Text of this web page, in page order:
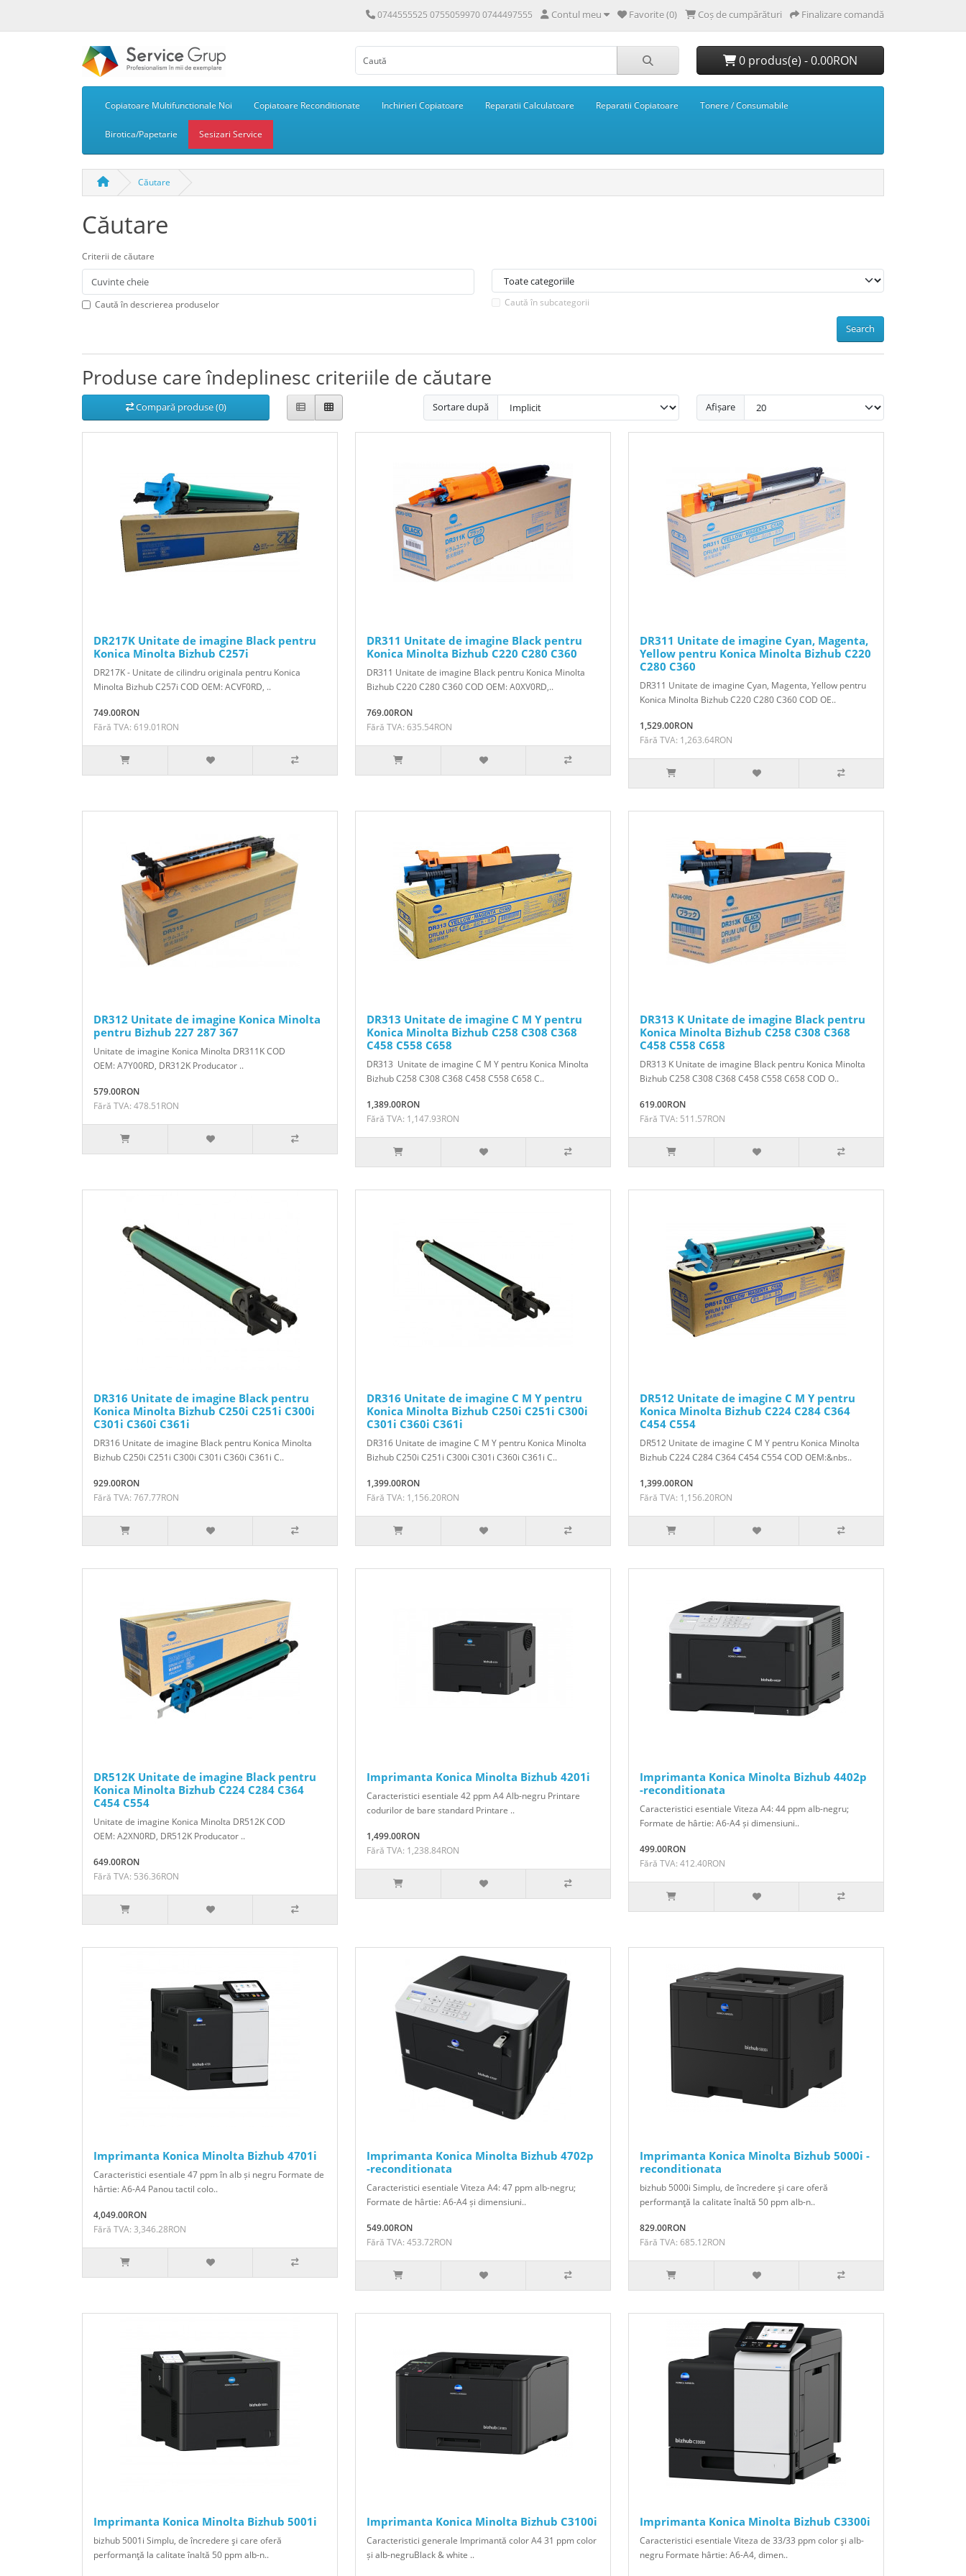
0744555525 0755059970 0744497555 Contul meu Favorite (0) Coș de cumpărături Finalizare comandă
0 produs(e) - 0.00RON
Copiatoare Multifunctionale Noi Copiatoare Reconditionate Inchirieri Copiatoare Reparatii Calculatoare Reparatii Copiatoare Tonere / Consumabile
Birotica/Papetarie Sesizari Service
Căutare
Căutare
Criterii de căutare
Caută în descrierea produselor Caută în subcategorii
Search
Produse care îndeplinesc criteriile de căutare
Compară produse (0) Sortare după Afișare
DR217K Unitate de imagine Black pentru
Konica Minolta Bizhub C257i
DR217K - Unitate de cilindru originala pentru Konica
Minolta Bizhub C257i COD OEM: ACVF0RD, ..
749.00RON
Fără TVA: 619.01RON
DR311 Unitate de imagine Black pentru
Konica Minolta Bizhub C220 C280 C360
DR311 Unitate de imagine Black pentru Konica Minolta
Bizhub C220 C280 C360 COD OEM: A0XV0RD,..
769.00RON
Fără TVA: 635.54RON
DR311 Unitate de imagine Cyan, Magenta,
Yellow pentru Konica Minolta Bizhub C220
C280 C360
DR311 Unitate de imagine Cyan, Magenta, Yellow pentru
Konica Minolta Bizhub C220 C280 C360 COD OE..
1,529.00RON
Fără TVA: 1,263.64RON
DR312 Unitate de imagine Konica Minolta
pentru Bizhub 227 287 367
Unitate de imagine Konica Minolta DR311K COD
OEM: A7Y00RD, DR312K Producator ..
579.00RON
Fără TVA: 478.51RON
DR313 Unitate de imagine C M Y pentru
Konica Minolta Bizhub C258 C308 C368
C458 C558 C658
DR313 Unitate de imagine C M Y pentru Konica Minolta
Bizhub C258 C308 C368 C458 C558 C658 C..
1,389.00RON
Fără TVA: 1,147.93RON
DR313 K Unitate de imagine Black pentru
Konica Minolta Bizhub C258 C308 C368
C458 C558 C658
DR313 K Unitate de imagine Black pentru Konica Minolta
Bizhub C258 C308 C368 C458 C558 C658 COD O..
619.00RON
Fără TVA: 511.57RON
DR316 Unitate de imagine Black pentru
Konica Minolta Bizhub C250i C251i C300i
C301i C360i C361i
DR316 Unitate de imagine Black pentru Konica Minolta
Bizhub C250i C251i C300i C301i C360i C361i C..
929.00RON
Fără TVA: 767.77RON
DR316 Unitate de imagine C M Y pentru
Konica Minolta Bizhub C250i C251i C300i
C301i C360i C361i
DR316 Unitate de imagine C M Y pentru Konica Minolta
Bizhub C250i C251i C300i C301i C360i C361i C..
1,399.00RON
Fără TVA: 1,156.20RON
DR512 Unitate de imagine C M Y pentru
Konica Minolta Bizhub C224 C284 C364
C454 C554
DR512 Unitate de imagine C M Y pentru Konica Minolta
Bizhub C224 C284 C364 C454 C554 COD OEM:&nbs..
1,399.00RON
Fără TVA: 1,156.20RON
DR512K Unitate de imagine Black pentru
Konica Minolta Bizhub C224 C284 C364
C454 C554
Unitate de imagine Konica Minolta DR512K COD
OEM: A2XN0RD, DR512K Producator ..
649.00RON
Fără TVA: 536.36RON
Imprimanta Konica Minolta Bizhub 4201i
Caracteristici esentiale 42 ppm A4 Alb-negru Printare
codurilor de bare standard Printare ..
1,499.00RON
Fără TVA: 1,238.84RON
Imprimanta Konica Minolta Bizhub 4402p
-reconditionata
Caracteristici esentiale Viteza A4: 44 ppm alb-negru;
Formate de hârtie: A6-A4 și dimensiuni..
499.00RON
Fără TVA: 412.40RON
Imprimanta Konica Minolta Bizhub 4701i
Caracteristici esentiale 47 ppm în alb și negru Formate de
hârtie: A6-A4 Panou tactil colo..
4,049.00RON
Fără TVA: 3,346.28RON
Imprimanta Konica Minolta Bizhub 4702p
-reconditionata
Caracteristici esentiale Viteza A4: 47 ppm alb-negru;
Formate de hârtie: A6-A4 și dimensiuni..
549.00RON
Fără TVA: 453.72RON
Imprimanta Konica Minolta Bizhub 5000i -
reconditionata
bizhub 5000i Simplu, de încredere şi care oferă
performanţă la calitate înaltă 50 ppm alb-n..
829.00RON
Fără TVA: 685.12RON
Imprimanta Konica Minolta Bizhub 5001i
bizhub 5001i Simplu, de încredere şi care oferă
performanţă la calitate înaltă 50 ppm alb-n..
Imprimanta Konica Minolta Bizhub C3100i
Caracteristici generale Imprimantă color A4 31 ppm color
și alb-negruBlack & white ..
Imprimanta Konica Minolta Bizhub C3300i
Caracteristici esentiale Viteza de 33/33 ppm color şi alb-
negru Formate hârtie: A6-A4, dimen..